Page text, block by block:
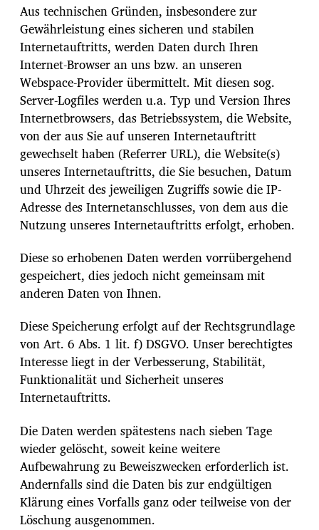
Aus technischen Gründen, insbesondere zur
Gewährleistung eines sicheren und stabilen
Internetauftritts, werden Daten durch Ihren
Internet-Browser an uns bzw. an unseren
Webspace-Provider übermittelt. Mit diesen sog.
Server-Logfiles werden u.a. Typ und Version Ihres
Internetbrowsers, das Betriebssystem, die Website,
von der aus Sie auf unseren Internetauftritt
gewechselt haben (Referrer URL), die Website(s)
unseres Internetauftritts, die Sie besuchen, Datum
und Uhrzeit des jeweiligen Zugriffs sowie die IP-
Adresse des Internetanschlusses, von dem aus die
Nutzung unseres Internetauftritts erfolgt, erhoben.
Diese so erhobenen Daten werden vorrübergehend
gespeichert, dies jedoch nicht gemeinsam mit
anderen Daten von Ihnen.
Diese Speicherung erfolgt auf der Rechtsgrundlage
von Art. 6 Abs. 1 lit. f) DSGVO. Unser berechtigtes
Interesse liegt in der Verbesserung, Stabilität,
Funktionalität und Sicherheit unseres
Internetauftritts.
Die Daten werden spätestens nach sieben Tage
wieder gelöscht, soweit keine weitere
Aufbewahrung zu Beweiszwecken erforderlich ist.
Andernfalls sind die Daten bis zur endgültigen
Klärung eines Vorfalls ganz oder teilweise von der
Löschung ausgenommen.